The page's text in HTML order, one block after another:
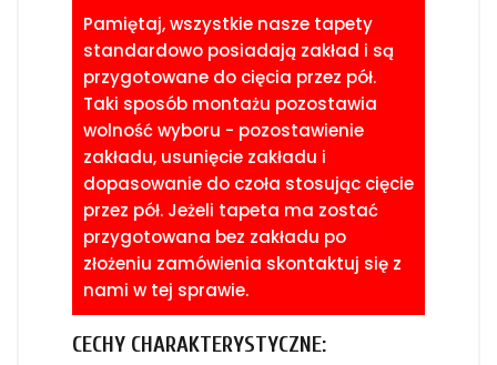
Pamiętaj, wszystkie nasze tapety
standardowo posiadają zakład i są
przygotowane do cięcia przez pół.
Taki sposób montażu pozostawia
wolność wyboru - pozostawienie
zakładu, usunięcie zakładu i
dopasowanie do czoła stosując cięcie
przez pół. Jeżeli tapeta ma zostać
przygotowana bez zakładu po
złożeniu zamówienia skontaktuj się z
nami w tej sprawie.
CECHY CHARAKTERYSTYCZNE: